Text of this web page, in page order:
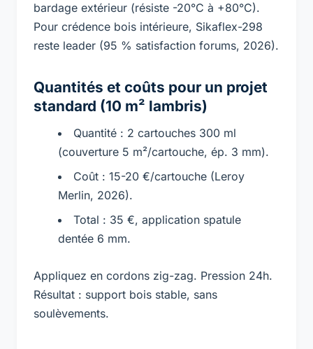
bardage extérieur (résiste -20°C à +80°C).
Pour crédence bois intérieure, Sikaflex-298
reste leader (95 % satisfaction forums, 2026).
Quantités et coûts pour un projet
standard (10 m² lambris)
Quantité : 2 cartouches 300 ml
(couverture 5 m²/cartouche, ép. 3 mm).
Coût : 15-20 €/cartouche (Leroy
Merlin, 2026).
Total : 35 €, application spatule
dentée 6 mm.
Appliquez en cordons zig-zag. Pression 24h.
Résultat : support bois stable, sans
soulèvements.